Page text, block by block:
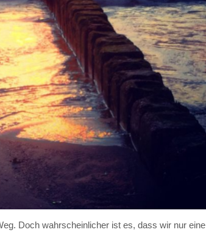
Doch wahrscheinlicher ist es, dass wir nur eine